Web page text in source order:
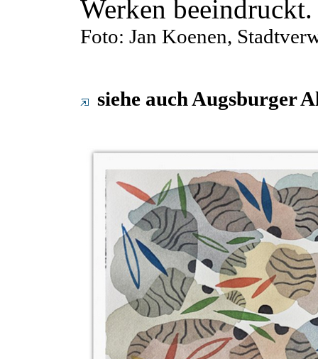
Werken beeindruckt.
Foto: Jan Koenen,
siehe auch Augsburger